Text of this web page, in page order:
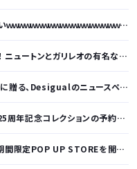
ｗｗｗｗｗｗｗｗｗｗｗｗｗｗｗｗｗｗ
クールタッチTシャツ＆トートバッグが発売されました【QurioStore】
のニュースペーパープリントコレクション
年記念コレクションの予約を開始
催！全商品展開＆新作10%OFFの特別な6日間